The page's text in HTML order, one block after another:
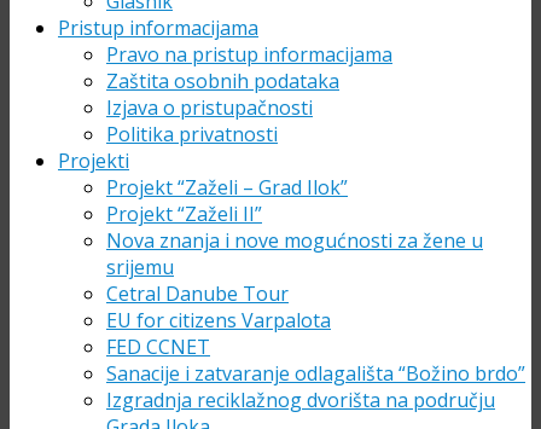
Pristup informacijama
Pravo na pristup informacijama
Zaštita osobnih podataka
Izjava o pristupačnosti
Politika privatnosti
Projekti
Projekt “Zaželi – Grad Ilok”
Projekt “Zaželi II”
Nova znanja i nove mogućnosti za žene u
srijemu
Cetral Danube Tour
EU for citizens Varpalota
FED CCNET
Sanacije i zatvaranje odlagališta “Božino brdo”
Izgradnja reciklažnog dvorišta na području